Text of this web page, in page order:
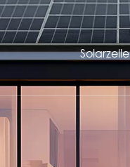
Solarzelle